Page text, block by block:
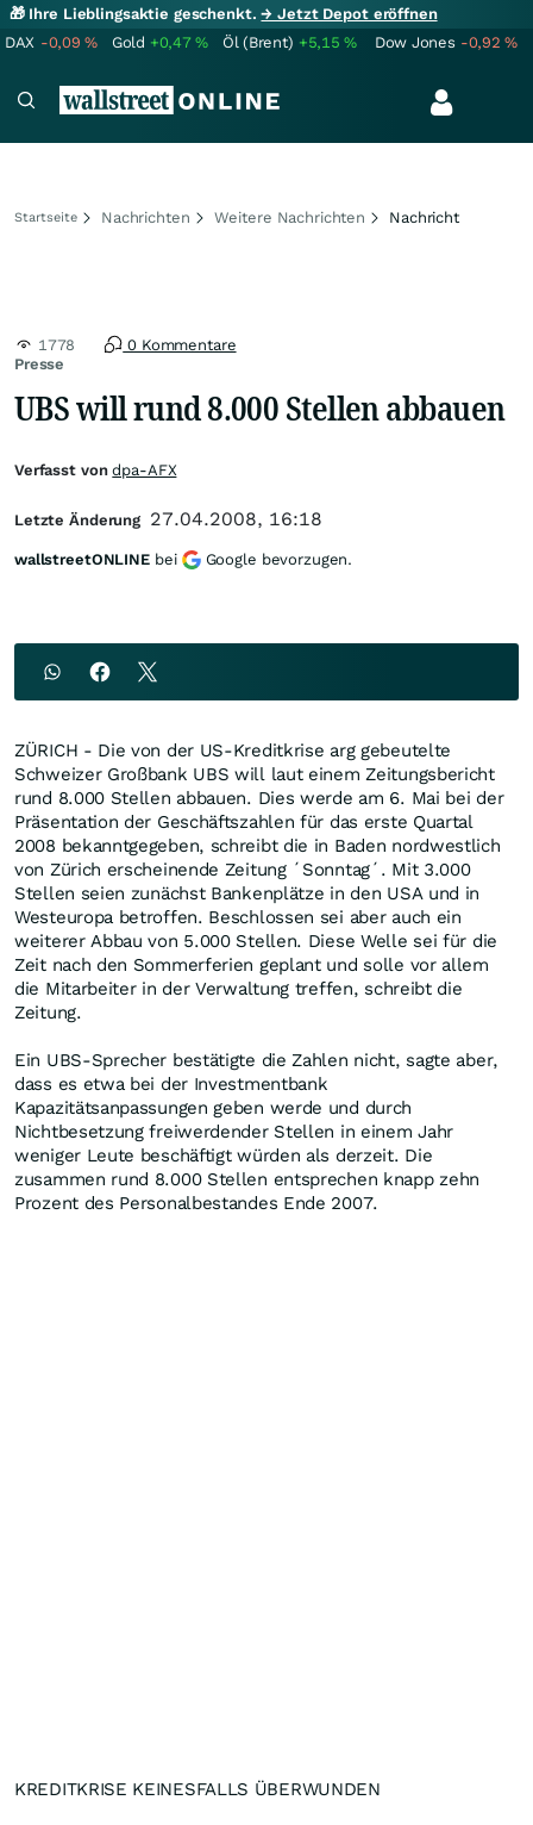
🎁 Ihre Lieblingsaktie geschenkt.→ Jetzt Depot eröffnen
DAX -0,09% Gold +0,47% Öl (Brent) +5,15% Dow Jones -0,92%
Startseite Nachrichten Weitere Nachrichten Nachricht
Presse
1778 0 Kommentare
UBS will rund 8.000 Stellen abbauen
ZÜRICH - Die von der US-Kreditkrise arg gebeutelte
Schweizer Großbank UBS will laut einem Zeitungsbericht
rund 8.000 Stellen abbauen. Dies werde am 6. Mai bei der
Präsentation der Geschäftszahlen für das erste Quartal
2008 bekanntgegeben, schreibt die in Baden nordwestlich
von Zürich erscheinende Zeitung ´Sonntag´. Mit 3.000
Stellen seien zunächst Bankenplätze in den USA und in
Westeuropa betroffen. Beschlossen sei aber auch ein
weiterer Abbau von 5.000 Stellen. Diese Welle sei für die
Zeit nach den Sommerferien geplant und solle vor allem
die Mitarbeiter in der Verwaltung treffen, schreibt die
Zeitung.
Ein UBS-Sprecher bestätigte die Zahlen nicht, sagte aber,
dass es etwa bei der Investmentbank
Kapazitätsanpassungen geben werde und durch
Nichtbesetzung freiwerdender Stellen in einem Jahr
weniger Leute beschäftigt würden als derzeit. Die
zusammen rund 8.000 Stellen entsprechen knapp zehn
Prozent des Personalbestandes Ende 2007.
KREDITKRISE KEINESFALLS ÜBERWUNDEN
Verfasst vondpa-AFX
Letzte Änderung 27.04.2008, 16:18
wallstreetONLINE bei Google bevorzugen.